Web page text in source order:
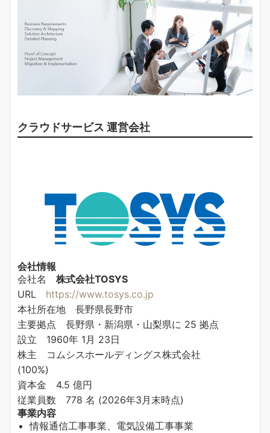
クラウドサービス 運営会社
会社情報
会社名 株式会社TOSYS
URL https://www.tosys.co.jp
本社所在地 長野県長野市
主要拠点 長野県・新潟県・山梨県に 25 拠点
設立 1960年 1月 23日
株主 コムシスホールディングス株式会社
(100%)
資本金 4.5 億円
従業員数 778 名 (2026年3月末時点)
事業内容
情報通信工事事業、電気設備工事事業